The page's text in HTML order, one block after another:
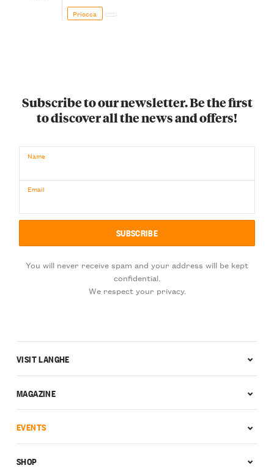
Priocca
Subscribe to our newsletter. Be the first
to discover all the news and offers!
Name
Email
You will never receive spam and your address will be kept
confidential.
We respect your privacy.
VISIT LANGHE
MAGAZINE
EVENTS
SHOP